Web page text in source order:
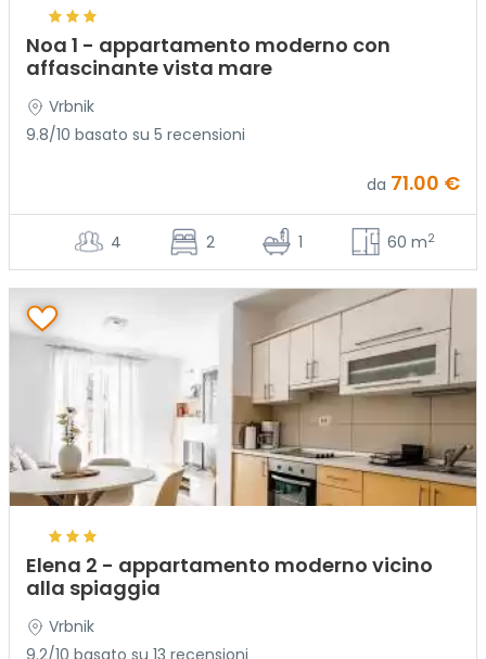
Noa 1 - appartamento moderno con
affascinante vista mare
Vrbnik
9.8/10 basato su 5 recensioni
da 71.00 €
4 2 1 60 m2
Elena 2 - appartamento moderno vicino
alla spiaggia
Vrbnik
9.2/10 basato su 13 recensioni